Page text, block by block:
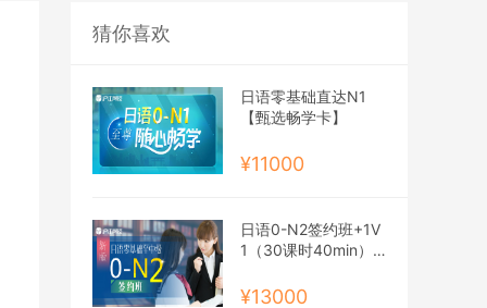
猜你喜欢
日语零基础直达N1
【甄选畅学卡】
¥11000
日语0-N2签约班+1V
1（30课时40min）
¥13000